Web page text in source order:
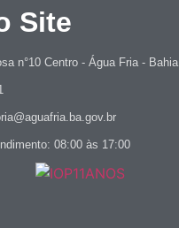
Site
n°10 Centro - Água Fria - Bahia
08:00 às 17:00